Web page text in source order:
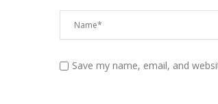
Save my name, email, and